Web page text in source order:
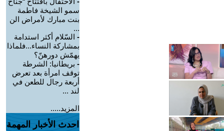
سمو الشيخة فاطمة
بنت مبارك لأمراض الن
...
- السّلام أكثر استدامة
بمشاركة النساء...فلماذا
يهمّش دورهنّ؟
- بريطانيا: الشرطة
توقف امرأة بعد تعرض
أربعة رجال للطعن في
لند ...
المزيد.....
احدث الأخبار المهمة